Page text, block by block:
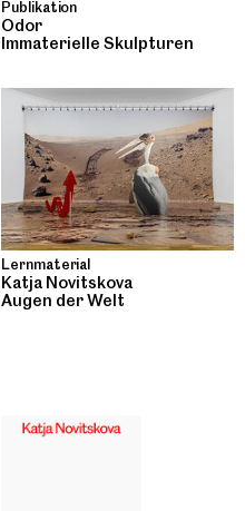
Publikation
Odor
Immaterielle Skulpturen
Lernmaterial
Katja Novitskova
Augen der Welt